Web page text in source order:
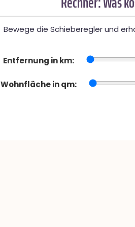
Bewege die Schieberegler und
Entfernung in km:
Wohnfläche in qm: